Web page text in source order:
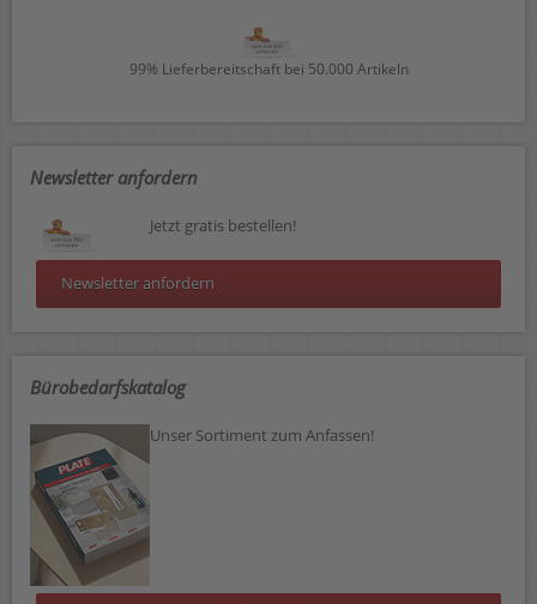
99% Lieferbereitschaft bei 50.000 Artikeln
Newsletter anfordern
Jetzt gratis bestellen!
Newsletter anfordern
Bürobedarfskatalog
Unser Sortiment zum Anfassen!